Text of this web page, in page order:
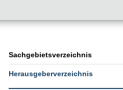
Sachgebietsverzeichnis
Herausgeberverzeichnis